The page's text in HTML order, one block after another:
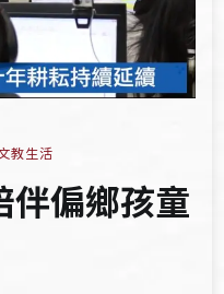
教生活
伴偏鄉孩童